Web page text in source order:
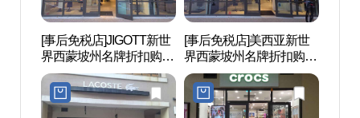
[事后免税店]JIGOTT新世
界西蒙坡州名牌折扣购物
中心(지고트 신세계사이
먼프리미엄아울렛 파주
점)
[事后免税店]美西亚新世
界西蒙坡州名牌折扣购物
中心(미샤 신세계사이먼
프리미엄아울렛 파주점)